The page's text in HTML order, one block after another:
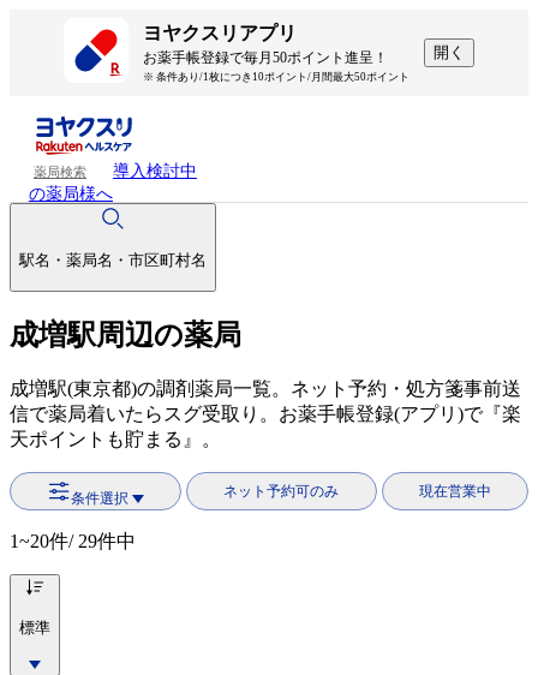
ヨヤクスリアプリ
お薬手帳登録で毎月50ポイント進呈！
※ 条件あり/1枚につき10ポイント/月間最大50ポイント
開く
薬局検索
導入検討中
の薬局様へ
駅名・薬局名・市区町村名
成増駅周辺の薬局
成増駅(東京都)の調剤薬局一覧。ネット予約・処方箋事前送
信で薬局着いたらスグ受取り。お薬手帳登録(アプリ)で『楽
天ポイントも貯まる』。
条件選択 ネット予約可のみ 現在営業中
1~20件/ 29件中
標準